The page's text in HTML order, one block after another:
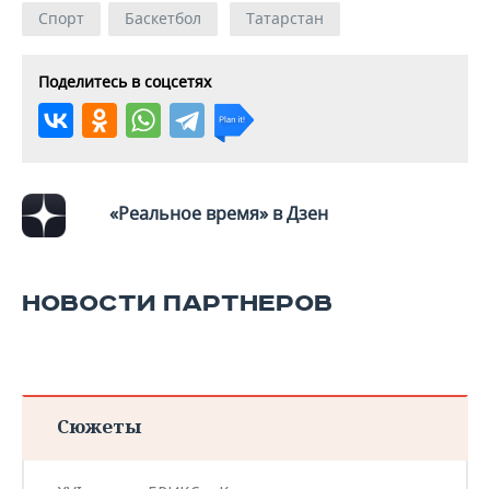
Спорт Баскетбол Татарстан
Поделитесь в соцсетях
«Реальное время» в Дзен
НОВОСТИ ПАРТНЕРОВ
Сюжеты